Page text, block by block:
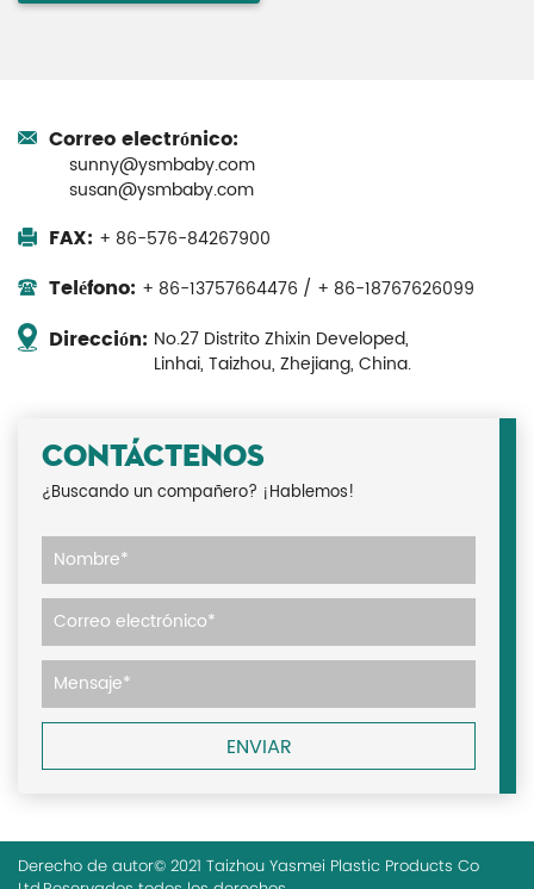
Correo electrónico:
sunny@ysmbaby.com
susan@ysmbaby.com
FAX: + 86-576-84267900
Teléfono: + 86-13757664476 / + 86-18767626099
Dirección: No.27 Distrito Zhixin Developed,
Linhai, Taizhou, Zhejiang, China.
CONTÁCTENOS
¿Buscando un compañero? ¡Hablemos!
Derecho de autor© 2021 Taizhou Yasmei Plastic Products Co